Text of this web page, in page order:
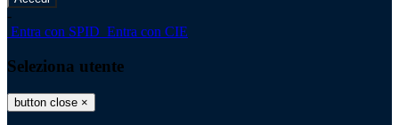
-
Entra con SPID Entra con CIE
Seleziona utente
button close ×